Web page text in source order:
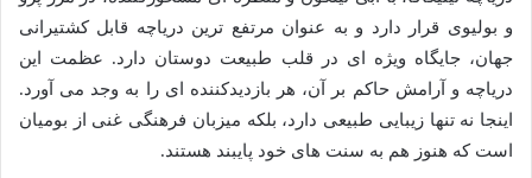
و بولیوی قرار دارد و به عنوان مرتفع ترین دریاچه قابل کشتیرانی
جهان، جایگاه ویژه ای در قلب طبیعت دوستان دارد. عظمت این
دریاچه و آرامش حاکم بر آن، هر بازدیدکننده ای را به وجد می آورد.
اینجا نه تنها زیبایی طبیعی دارد، بلکه میزبان فرهنگی غنی از بومیان
است که هنوز هم به سنت های خود پایبند هستند.